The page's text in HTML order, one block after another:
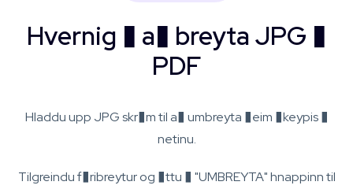
Hvernig � a� breyta JPG �
PDF
Hladdu upp JPG skr�m til a� umbreyta �eim �keypis �
netinu.
Tilgreindu f�ribreytur og �ttu � "UMBREYTA" hnappinn til